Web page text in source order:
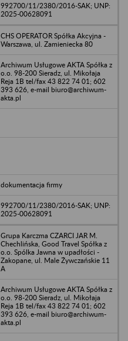
992700/11/2380/2016-SAK; UNP:
2025-00628091
CHS OPERATOR Spółka Akcyjna -
Warszawa, ul. Zamieniecka 80
Archiwum Usługowe AKTA Spółka z
o.o. 98-200 Sieradz, ul. Mikołaja
Reja 1B tel/fax 43 822 74 01; 602
393 626, e-mail biuro@archiwum-
akta.pl
dokumentacja firmy
992700/11/2380/2016-SAK; UNP:
2025-00628091
Grupa Karczma CZARCI JAR M.
Chechlińska, Good Travel Spółka z
o.o. Spólka Jawna w upadłości -
Zakopane, ul. Male Żywczańskie 11
A
Archiwum Usługowe AKTA Spółka z
o.o. 98-200 Sieradz, ul. Mikołaja
Reja 1B tel/fax 43 822 74 01; 602
393 626, e-mail biuro@archiwum-
akta.pl